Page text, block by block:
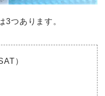
3つあります。
）